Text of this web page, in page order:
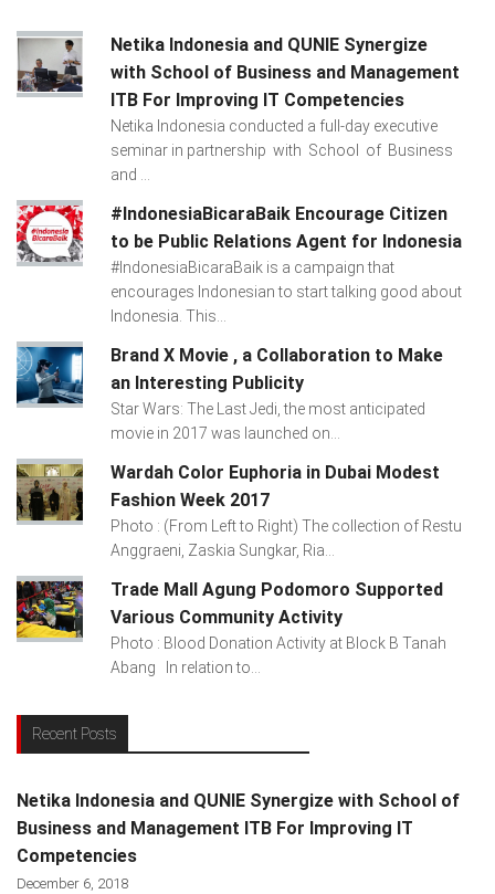
Netika Indonesia and QUNIE Synergize
with School of Business and Management
ITB For Improving IT Competencies
Netika Indonesia conducted a full-day executive
seminar in partnership with School of Business
and ...
#IndonesiaBicaraBaik Encourage Citizen
to be Public Relations Agent for Indonesia
#IndonesiaBicaraBaik is a campaign that
encourages Indonesian to start talking good about
Indonesia. This...
Brand X Movie , a Collaboration to Make
an Interesting Publicity
Star Wars: The Last Jedi, the most anticipated
movie in 2017 was launched on...
Wardah Color Euphoria in Dubai Modest
Fashion Week 2017
Photo : (From Left to Right) The collection of Restu
Anggraeni, Zaskia Sungkar, Ria...
Trade Mall Agung Podomoro Supported
Various Community Activity
Photo : Blood Donation Activity at Block B Tanah
Abang In relation to...
Recent Posts
Netika Indonesia and QUNIE Synergize with School of
Business and Management ITB For Improving IT
Competencies
December 6, 2018